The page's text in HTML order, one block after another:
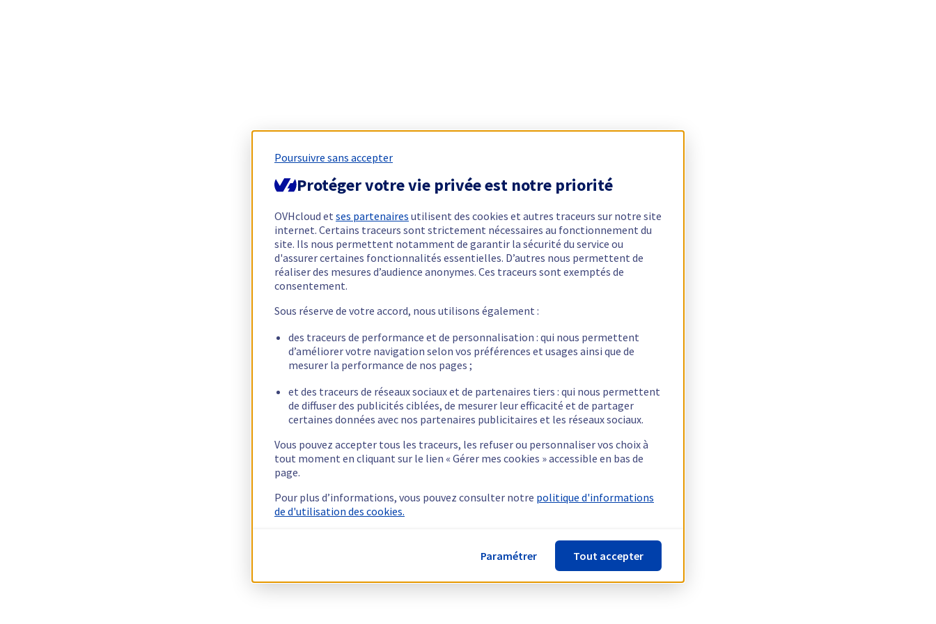
Poursuivre sans accepter
Protéger votre vie privée est notre priorité
OVHcloud et ses partenaires utilisent des cookies et autres traceurs sur notre site
internet. Certains traceurs sont strictement nécessaires au fonctionnement du
site. Ils nous permettent notamment de garantir la sécurité du service ou
d'assurer certaines fonctionnalités essentielles. D’autres nous permettent de
réaliser des mesures d’audience anonymes. Ces traceurs sont exemptés de
consentement.
Sous réserve de votre accord, nous utilisons également :
des traceurs de performance et de personnalisation : qui nous permettent
d’améliorer votre navigation selon vos préférences et usages ainsi que de
mesurer la performance de nos pages ;
et des traceurs de réseaux sociaux et de partenaires tiers : qui nous permettent
de diffuser des publicités ciblées, de mesurer leur efficacité et de partager
certaines données avec nos partenaires publicitaires et les réseaux sociaux.
Vous pouvez accepter tous les traceurs, les refuser ou personnaliser vos choix à
tout moment en cliquant sur le lien « Gérer mes cookies » accessible en bas de
page.
Pour plus d’informations, vous pouvez consulter notre politique d'informations
de d'utilisation des cookies.
Paramétrer Tout accepter